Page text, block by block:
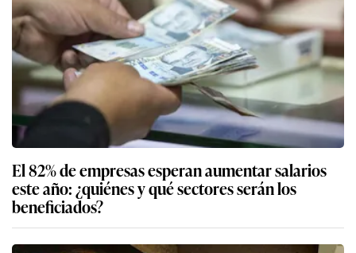
El 82% de empresas esperan aumentar salarios
este año: ¿quiénes y qué sectores serán los
beneficiados?